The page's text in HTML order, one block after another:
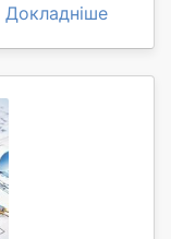
Докладніше